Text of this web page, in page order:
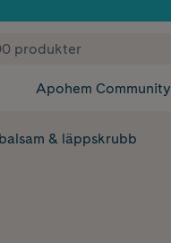
✓ Fri frakt
Apohem Community
& läppskrubb